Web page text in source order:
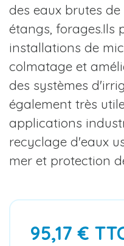
des eaux brutes de
étangs, forages.Ils
installations de
colmatage et
des systèmes
également très
applications
recyclage d'eaux
mer et protection
95,17 €